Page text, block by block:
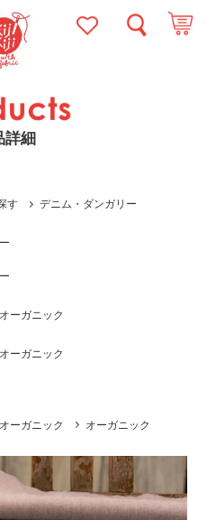
詳細
す デニム・ダンガリー
ーガニック
ーガニック
ーガニック オーガニック